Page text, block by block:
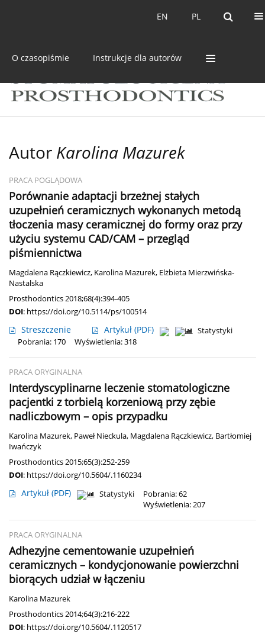
PL
EN PL
EN
O czasopiśmie Instrukcje dla autorów
Autor Karolina Mazurek
PRACA POGLĄDOWA
Porównanie adaptacji brzeżnej stałych
uzupełnień ceramicznych wykonanych metodą
tłoczenia masy ceramicznej do formy oraz przy
użyciu systemu CAD/CAM – przegląd
piśmiennictwa
Magdalena Rączkiewicz, Karolina Mazurek, Elżbieta Mierzwińska-
Nastalska
Prosthodontics 2018;68(4):394-405
DOI: https://doi.org/10.5114/ps/100514
Streszczenie Artykuł (PDF)
Statystyki
Pobrania: 170
Wyświetlenia: 318
PRACA ORYGINALNA
Interdyscyplinarne leczenie stomatologiczne
pacjentki z torbielą korzeniową przy zębie
nadliczbowym – opis przypadku
Karolina Mazurek, Paweł Nieckula, Magdalena Rączkiewicz, Bartłomiej
Iwańczyk
Prosthodontics 2015;65(3):252-259
DOI: https://doi.org/10.5604/.1160234
Artykuł (PDF) Statystyki
Pobrania: 62
Wyświetlenia: 207
PRACA ORYGINALNA
Adhezyjne cementowanie uzupełnień
ceramicznych – kondycjonowanie powierzchni
biorących udział w łączeniu
Karolina Mazurek
Prosthodontics 2014;64(3):216-222
DOI: https://doi.org/10.5604/.1120517